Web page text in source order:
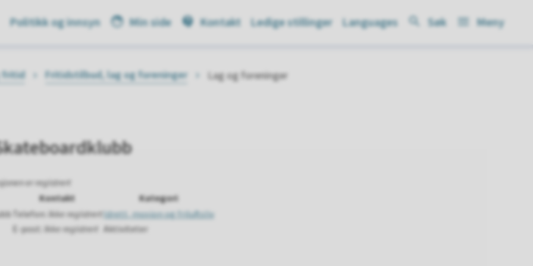
Politikk og innsyn Min side Kontakt Ledige stillinger Languages Søk Meny
fritid Fritidstilbud, lag og foreninger Lag og foreninger
er registrert
Kontakt
Kategori
Telefon: Ikke registrert
E-post: Ikke registrert
Idrett, mosjon og friluftsliv
Aktiviteter